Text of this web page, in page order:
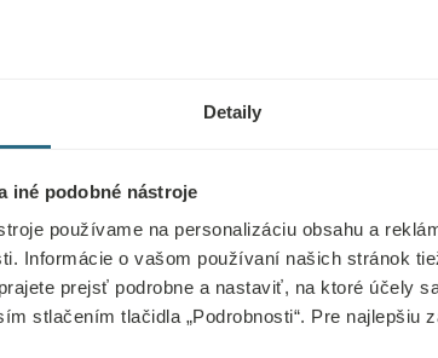
Detaily
iné podobné nástroje
používame na personalizáciu obsahu a
Informácie o vašom používaní našich stránok
prejsť podrobne a nastaviť, na ktoré účely
stlačením tlačidla „Podrobnosti“. Pre najlepšiu
takže ak
Tento
vodná
dostupná
masáž.